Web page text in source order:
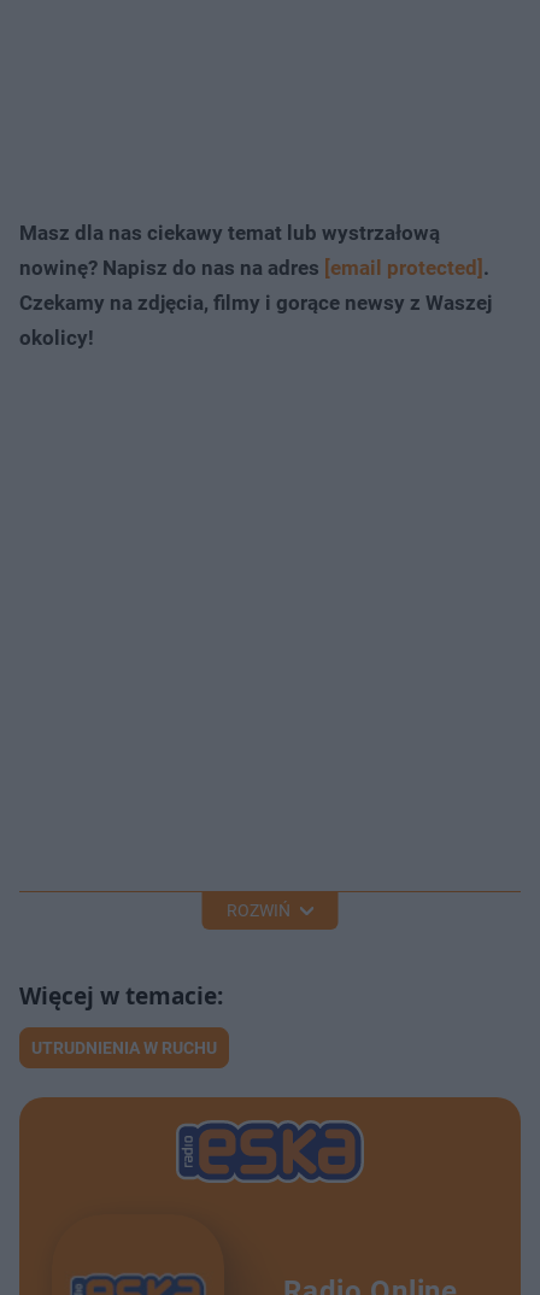
Masz dla nas ciekawy temat lub wystrzałową
nowinę? Napisz do nas na adres [email protected] .
Czekamy na zdjęcia, filmy i gorące newsy z Waszej
okolicy!
ROZWIŃ
UTRUDNIENIA W RUCHU